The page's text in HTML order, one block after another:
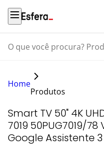
O que você procura?
Home
Produtos
Smart TV 50" 4K
7019 50PUG7019/
Google Assistente 3